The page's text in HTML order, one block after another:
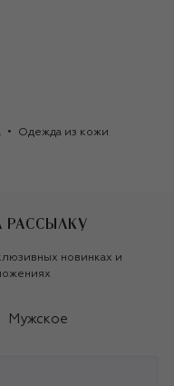
Одежда из кожи
РАССЫЛКУ
новинках и
Мужское